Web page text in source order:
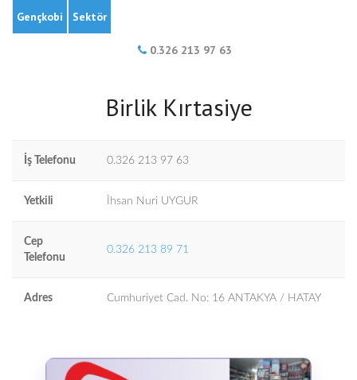
Gençkobi Sektör
0.326 213 97 63
Birlik Kırtasiye
İş Telefonu 0.326 213 97 63
Yetkili İhsan Nuri UYGUR
Cep
Telefonu
0.326 213 89 71
Adres Cumhuriyet Cad. No: 16 ANTAKYA / HATAY